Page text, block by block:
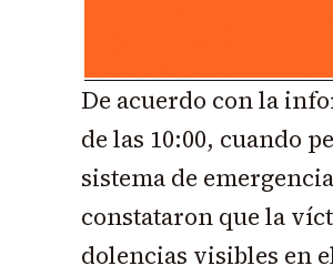
De acuerdo con la
de las 10:00, cuando
sistema de
constataron que la
dolencias visibles en